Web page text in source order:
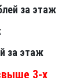
за этаж
за этаж
3-х